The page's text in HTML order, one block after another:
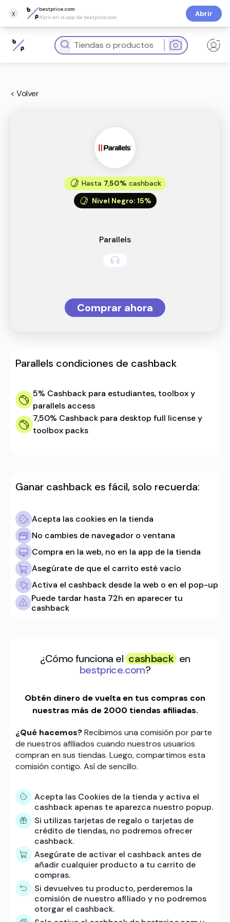
x
bestprice.com
Abrir en la app de bestprice.com
Abrir
< Volver
Hasta 7,50% cashback
Nivel Negro: 15%
Parallels
Comprar ahora
Parallels condiciones de cashback
5% Cashback para estudiantes, toolbox y
parallels access
7,50% Cashback para desktop full license y
toolbox packs
Ganar cashback es fácil, solo recuerda:
Acepta las cookies en la tienda
No cambies de navegador o ventana
Compra en la web, no en la app de la tienda
Asegúrate de que el carrito esté vacío
Activa el cashback desde la web o en el pop-up
Puede tardar hasta 72h en aparecer tu
cashback
¿Cómo funciona el cashback en
bestprice.com?
Obtén dinero de vuelta en tus compras con
nuestras más de 2000 tiendas afiliadas.
¿Qué hacemos?Recibimos una comisión por parte
de nuestros afiliados cuando nuestros usuarios
compran en sus tiendas. Luego, compartimos esta
comisión contigo. Así de sencillo.
Acepta las Cookies de la tienda y activa el
cashback apenas te aparezca nuestro popup.
Si utilizas tarjetas de regalo o tarjetas de
crédito de tiendas, no podremos ofrecer
cashback.
Asegúrate de activar el cashback antes de
añadir cualquier producto a tu carrito de
compras.
Si devuelves tu producto, perderemos la
comisión de nuestro afiliado y no podremos
otorgar el cashback.